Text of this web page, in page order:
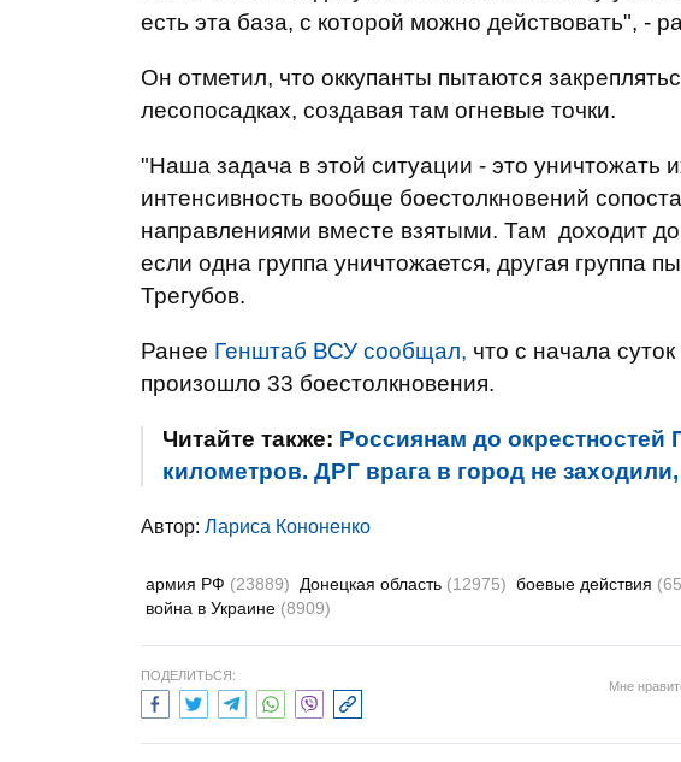
есть эта база, с которой можно действовать", -
Он отметил, что оккупанты пытаются
лесопосадках, создавая там огневые точки.
"Наша задача в этой ситуации - это уничтожать
интенсивность вообще боестолкновений
направлениями вместе взятыми. Там доходит
если одна группа уничтожается, другая группа
Трегубов.
Ранее Генштаб ВСУ сообщал, что с начала
произошло 33 боестолкновения.
Читайте также: Россиянам до окрестностей
километров. ДРГ врага в город не
Автор: Лариса Кононенко
армия РФ (23889) Донецкая область (12975) боевые действия
война в Украине (8909)
ПОДЕЛИТЬСЯ:
Мне